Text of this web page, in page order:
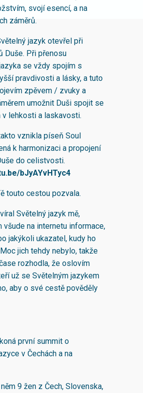
svojí esencí, a na
záměrů.
jazyk otevřel při
Duše. Při přenosu
se vždy spojím s
pravdivosti a lásky, a tuto
zpěvem / zvuky a
umožnit Duši spojit se
v lehkosti a laskavosti.
vznikla píseň Soul
k harmonizaci a propojení
do celistvosti.
bJyAYvHTyc4
touto cestou pozvala.
Světelný jazyk mě,
všude na internetu informace,
jakýkoli ukazatel, kudy ho
jich tehdy nebylo, takže
rozhodla, že oslovím
už se Světelným jazykem
aby o své cestě pověděly
první summit o
v Čechách a na
9 žen z Čech, Slovenska,